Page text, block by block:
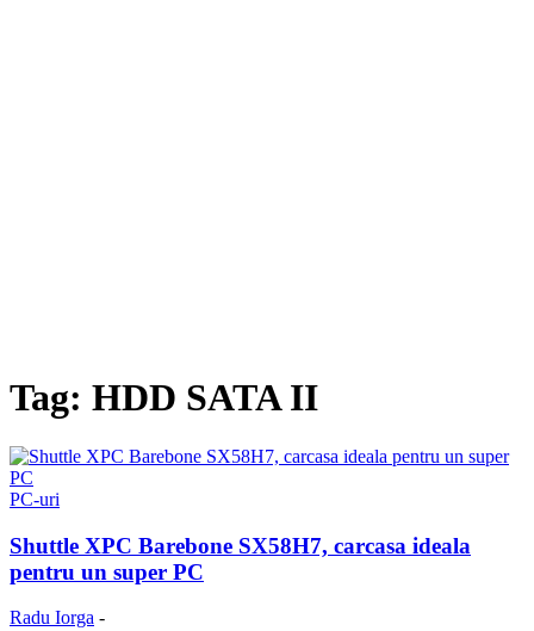
Tag: HDD SATA II
PC-uri
Shuttle XPC Barebone SX58H7, carcasa ideala
pentru un super PC
Radu Iorga -